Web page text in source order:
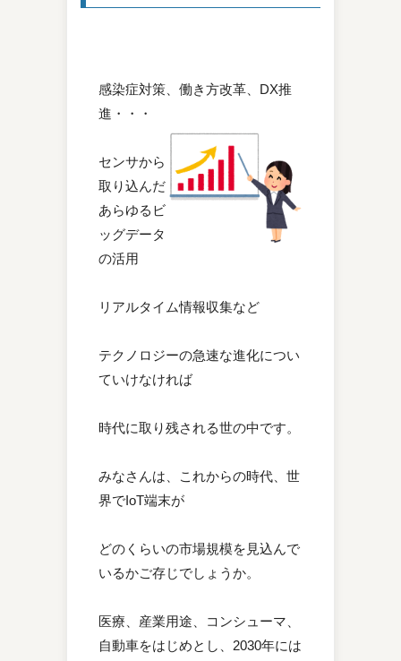
感染症対策、働き方改革、DX推
進・・・
センサから
取り込んだ
あらゆるビ
ッグデータ
の活用
リアルタイム情報収集など
テクノロジーの急速な進化につい
ていけなければ
時代に取り残される世の中です。
みなさんは、これからの時代、世
界でIoT端末が
どのくらいの市場規模を見込んで
いるかご存じでしょうか。
医療、産業用途、コンシューマ、
自動車をはじめとし、2030年には